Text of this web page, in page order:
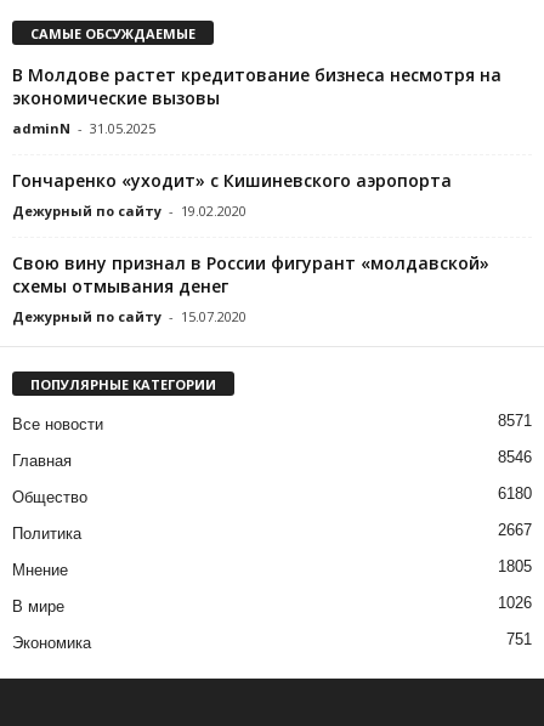
САМЫЕ ОБСУЖДАЕМЫЕ
В Молдове растет кредитование бизнеса несмотря на
экономические вызовы
adminN - 31.05.2025
Гончаренко «уходит» с Кишиневского аэропорта
Дежурный по сайту - 19.02.2020
Свою вину признал в России фигурант «молдавской»
схемы отмывания денег
Дежурный по сайту - 15.07.2020
ПОПУЛЯРНЫЕ КАТЕГОРИИ
Все новости 8571
Главная 8546
Общество 6180
Политика 2667
Мнение 1805
В мире 1026
Экономика 751